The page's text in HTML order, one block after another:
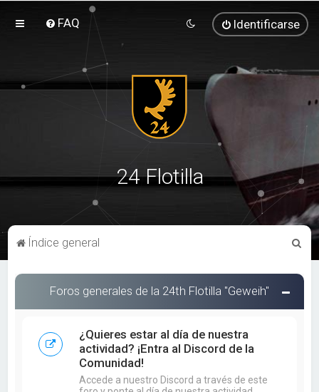
FAQ Identificarse
24 Flotilla
Índice general
s
Foros generales de la 24th Flotilla "Geweih"
¿Quieres estar al día de nuestra
actividad? ¡Entra al Discord de la
Comunidad!
Accede a nuestro Discord a través de este